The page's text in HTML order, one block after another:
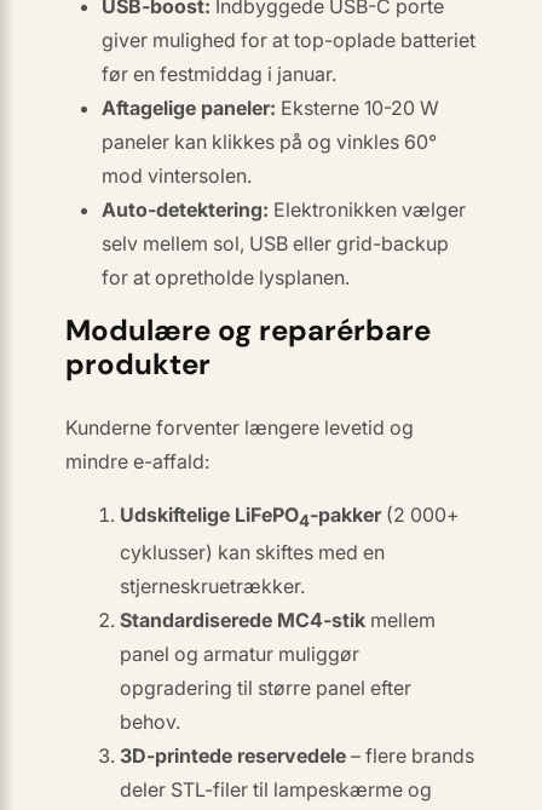
USB-boost: Indbyggede USB-C porte
giver mulighed for at top-oplade batteriet
før en festmiddag i januar.
Aftagelige paneler: Eksterne 10-20 W
paneler kan klikkes på og vinkles 60°
mod vintersolen.
Auto-detektering: Elektronikken vælger
selv mellem sol, USB eller grid-backup
for at opretholde lysplanen.
Modulære og reparérbare
produkter
Kunderne forventer længere levetid og
mindre e-affald:
Udskiftelige LiFePO4-pakker(2 000+
cyklusser) kan skiftes med en
stjerneskruetrækker.
Standardiserede MC4-stik mellem
panel og armatur muliggør
opgradering til større panel efter
behov.
3D-printede reservedele – flere brands
deler STL-filer til lampeskærme og